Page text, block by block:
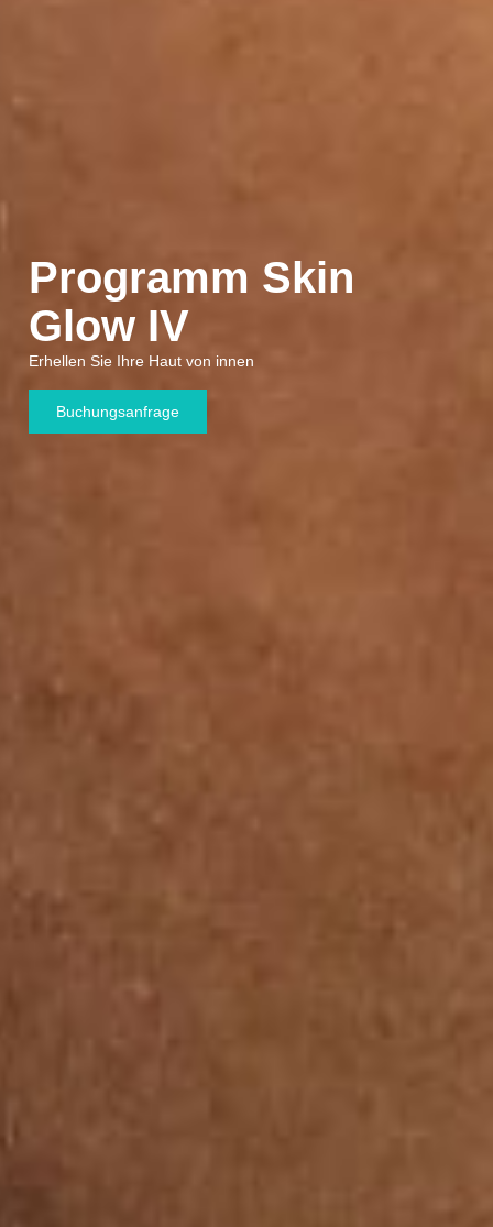
Programm Skin
Glow IV
Erhellen Sie Ihre Haut von innen
Buchungsanfrage